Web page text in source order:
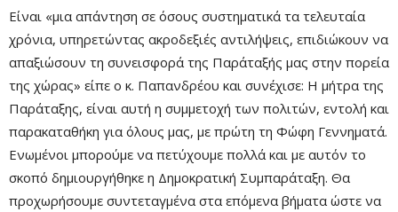
Είναι «μια απάντηση σε όσους συστηματικά τα τελευταία
χρόνια, υπηρετώντας ακροδεξιές αντιλήψεις, επιδιώκουν να
απαξιώσουν τη συνεισφορά της Παράταξής μας στην πορεία
της χώρας» είπε ο κ. Παπανδρέου και συνέχισε: Η μήτρα της
Παράταξης, είναι αυτή η συμμετοχή των πολιτών, εντολή και
παρακαταθήκη για όλους μας, με πρώτη τη Φώφη Γεννηματά.
Ενωμένοι μπορούμε να πετύχουμε πολλά και με αυτόν το
σκοπό δημιουργήθηκε η Δημοκρατική Συμπαράταξη. Θα
προχωρήσουμε συντεταγμένα στα επόμενα βήματα ώστε να